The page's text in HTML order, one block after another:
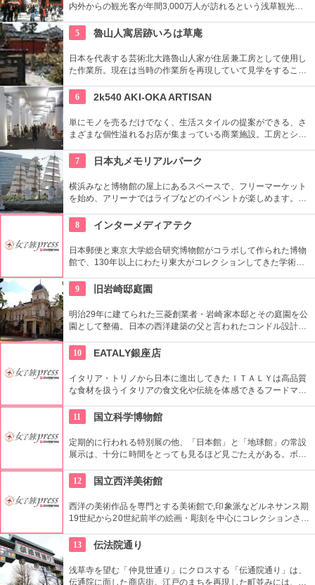
内外からの観光客が年間3,000万人が訪れるという浅草観光一
都内最古の名刹です。
5 魯山人寓居跡いろは草庵
日本を代表する芸術北大路魯山人家が住居兼工房として使用し
た作業所。現在は当時の作業所を再現していて見学をすること
ます。
6 2k540 AKI-OKA ARTISAN
単にモノを売るだけでなく、生活スタイルの提案ができる、さ
まざまな個性溢れるお店が集まっている商業施設。工房とショ
ワークショップもあり。
7 日本丸メモリアルパーク
横浜みなと博物館の屋上にあるスペースで、フリーマーケット
を始め、アリーナではライブなどのイベントが楽しめます。も
財に指定されています。
8 インターメディアテク
日本郵便と東京大学総合研究博物館がコラボして作られた博物
館で、130年以上にわたり東大がコレクションしてきた学術コ
ている。
9 旧岩崎邸庭園
明治29年に建てられた三菱創業者・岩崎家本邸とその庭園を公
園として整備。日本の西洋建築の父と言われたコンドル設計の
文化財にもなっている。
10 EATALY銀座店
イタリア・トリノから日本に進出してきたＩＴＡＬＹは高品質
な食材を扱うイタリアの食文化や伝統を体感できるフードマー
堪能することもできます。
11 国立科学博物館
定期的に行われる特別展の他、「日本館」と「地球館」の常設
展示は、十分に時間をとっても見るほど見ごたえがある。ボラ
とまちがいなし。
12 国立西洋美術館
西洋の美術作品を専門とする美術館で,印象派などルネサンス期
19世紀から20世紀前半の絵画・彫刻を中心にコレクションされ
家）たちの作品を見ることができる美術館としは日本有数。ロ
ダンの「考える人」はこちらで見れる。設計はル・コルビジェ
が手掛け、建築・インテリア好きにもおすすめ。
13 伝法院通り
浅草寺を望む「仲見世通り」にクロスする「伝通院通り」は、
伝通院に面した商店街。江戸のまちを再現した町並みには、屋